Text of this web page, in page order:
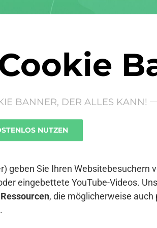
BANNER, DER ALLES KANN!
NUTZEN
geben Sie Ihren Websitebesuchern
eingebettete YouTube-Videos.
, die möglicherweise